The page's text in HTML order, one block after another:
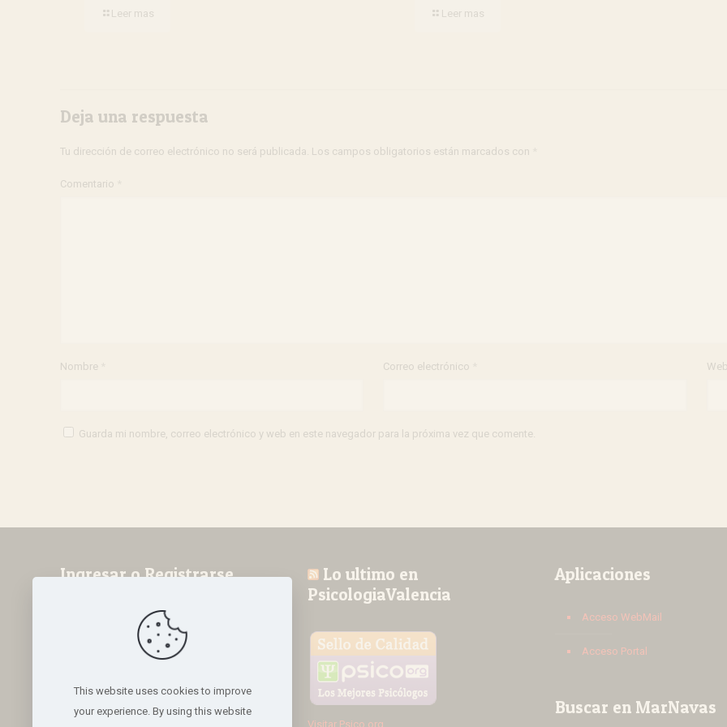
Leer mas Leer mas
Deja una respuesta
Tu dirección de correo electrónico no será publicada. Los campos obligatorios están marcados con
Comentario
Nombre Correo electrónico Web
Guarda mi nombre, correo electrónico y web en este navegador para la próxima vez que comente.
Ingresar o Registrarse
Lo ultimo en
PsicologiaValencia
Visitar Psico.org
Aplicaciones
Acceso WebMail
Acceso Portal
Buscar en MarNavas
This website uses cookies to improve
your experience. By using this website